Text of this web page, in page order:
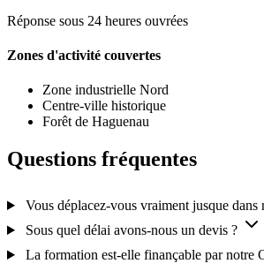
Réponse sous 24 heures ouvrées
Zones d'activité couvertes
Zone industrielle Nord
Centre-ville historique
Forêt de Haguenau
Questions fréquentes
Vous déplacez-vous vraiment jusque dans
Sous quel délai avons-nous un devis ?
La formation est-elle finançable par notre